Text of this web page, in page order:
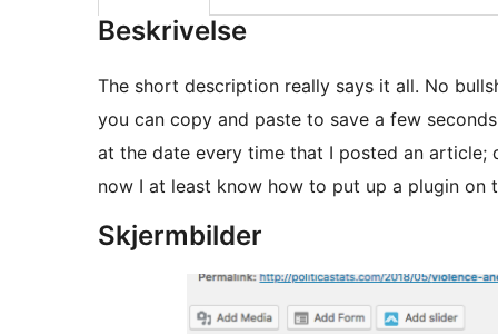
Beskrivelse
The short description really says it all. No
you can copy and paste to save a few
at the date every time that I posted an
now I at least know how to put up a plugin on
Skjermbilder